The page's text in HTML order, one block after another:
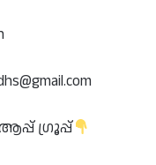
ഗ്രൂപ്പ്